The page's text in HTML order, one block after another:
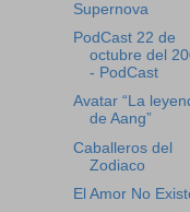
Supernova
PodCast 22 de
octubre del
- PodCast
Avatar “La
de Aang”
Caballeros del
Zodiaco
El Amor No